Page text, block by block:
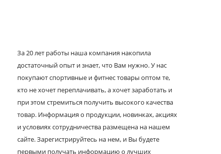
За 20 лет работы наша компания накопила
достаточный опыт и знает, что Вам нужно. У нас
покупают спортивные и фитнес товары оптом те,
кто не хочет переплачивать, а хочет заработать и
при этом стремиться получить высокого качества
товар. Информация о продукции, новинках, акциях
и условиях сотрудничества размещена на нашем
сайте. Зарегистрируйтесь на нем, и Вы будете
первыми получать информацию о лучших